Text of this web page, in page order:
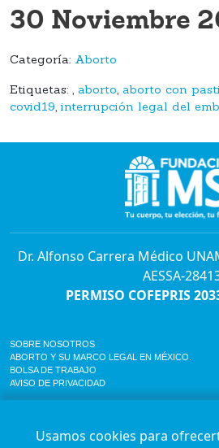
30 Noviembre
Categoría: Aborto
Etiquetas: , aborto, aborto con
covid19,interrupción legal del
Dr. Alfonso Carrera Médico
AESSA-
PERMISO COFEPRIS
SOBRE NOSOTROS
ABORTO Y SU MARCO LEGAL EN MÉXICO.
BOLSA DE TRABAJO
AVISO DE PRIVACIDAD
Agenda en línea24/7
Usamos cookies para